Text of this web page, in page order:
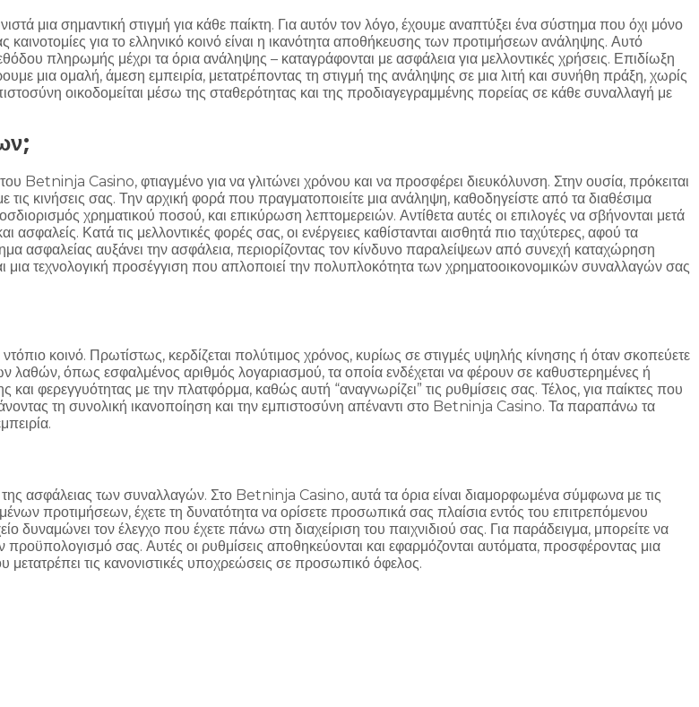
μια σημαντική στιγμή για κάθε παίκτη. Για αυτόν τον λόγο, έχουμε αναπτύξει ένα σύστημα που όχι μόνο
καινοτομίες για το ελληνικό κοινό είναι η ικανότητα αποθήκευσης των προτιμήσεων ανάληψης. Αυτό
πληρωμής μέχρι τα όρια ανάληψης – καταγράφονται με ασφάλεια για μελλοντικές χρήσεις. Επιδίωξη
μια ομαλή, άμεση εμπειρία, μετατρέποντας τη στιγμή της ανάληψης σε μια λιτή και συνήθη πράξη, χωρίς
οικοδομείται μέσω της σταθερότητας και της προδιαγεγραμμένης πορείας σε κάθε συναλλαγή με
Betninja Casino, φτιαγμένο για να γλιτώνει χρόνου και να προσφέρει διευκόλυνση. Στην ουσία, πρόκειται
κινήσεις σας. Την αρχική φορά που πραγματοποιείτε μια ανάληψη, καθοδηγείστε από τα διαθέσιμα
χρηματικού ποσού, και επικύρωση λεπτομερειών. Αντίθετα αυτές οι επιλογές να σβήνονται μετά
Κατά τις μελλοντικές φορές σας, οι ενέργειες καθίστανται αισθητά πιο ταχύτερες, αφού τα
ασφαλείας αυξάνει την ασφάλεια, περιορίζοντας τον κίνδυνο παραλείψεων από συνεχή καταχώρηση
μια τεχνολογική προσέγγιση που απλοποιεί την πολυπλοκότητα των χρηματοοικονομικών συναλλαγών σας
κοινό. Πρωτίστως, κερδίζεται πολύτιμος χρόνος, κυρίως σε στιγμές υψηλής κίνησης ή όταν σκοπεύετε
λαθών, όπως εσφαλμένος αριθμός λογαριασμού, τα οποία ενδέχεται να φέρουν σε καθυστερημένες ή
φερεγγυότητας με την πλατφόρμα, καθώς αυτή “αναγνωρίζει” τις ρυθμίσεις σας. Τέλος, για παίκτες που
τη συνολική ικανοποίηση και την εμπιστοσύνη απέναντι στο Betninja Casino. Τα παραπάνω τα
της ασφάλειας των συναλλαγών. Στο Betninja Casino, αυτά τα όρια είναι διαμορφωμένα σύμφωνα με τις
προτιμήσεων, έχετε τη δυνατότητα να ορίσετε προσωπικά σας πλαίσια εντός του επιτρεπόμενου
δυναμώνει τον έλεγχο που έχετε πάνω στη διαχείριση του παιχνιδιού σας. Για παράδειγμα, μπορείτε να
σας. Αυτές οι ρυθμίσεις αποθηκεύονται και εφαρμόζονται αυτόματα, προσφέροντας μια
τις κανονιστικές υποχρεώσεις σε προσωπικό όφελος.